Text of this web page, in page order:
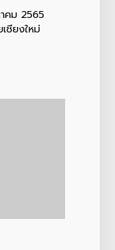
คม 2565
ชียงใหม่